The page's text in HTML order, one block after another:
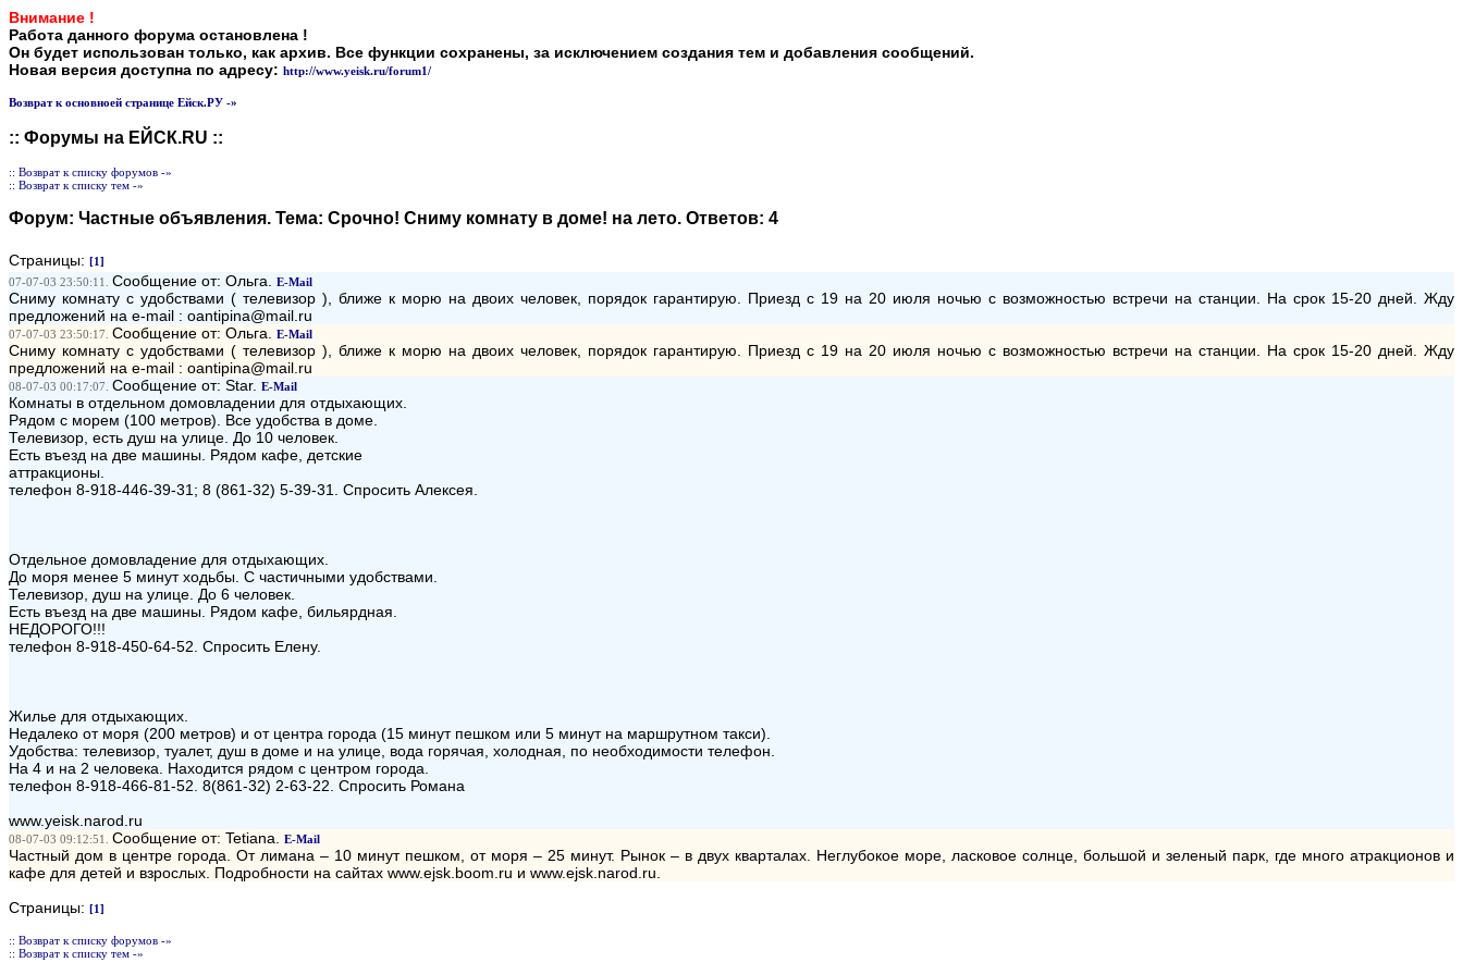
Внимание !
Работа данного форума остановлена !
Он будет использован только, как архив. Все функции сохранены, за исключением создания тем и добавления сообщений.
Новая версия доступна по адресу: http://www.yeisk.ru/forum1/
Возврат к основноей странице Ейск.РУ -»
:: Форумы на ЕЙСК.RU ::
:: Возврат к списку форумов -»
:: Возврат к списку тем -»
Форум: Частные объявления. Тема: Срочно! Сниму комнату в доме! на лето. Ответов: 4
Страницы: [1]
07-07-03 23:50:11. Сообщение от: Ольга. E-Mail
Сниму комнату с удобствами ( телевизор ), ближе к морю на двоих человек, порядок гарантирую. Приезд с 19 на 20 июля ночью с возможностью встречи на станции. На срок 15-20 дней. Жду
предложений на e-mail : oantipina@mail.ru
07-07-03 23:50:17. Сообщение от: Ольга. E-Mail
Сниму комнату с удобствами ( телевизор ), ближе к морю на двоих человек, порядок гарантирую. Приезд с 19 на 20 июля ночью с возможностью встречи на станции. На срок 15-20 дней. Жду
предложений на e-mail : oantipina@mail.ru
08-07-03 00:17:07. Сообщение от: Star. E-Mail
Комнаты в отдельном домовладении для отдыхающих.
Рядом с морем (100 метров). Все удобства в доме.
Телевизор, есть душ на улице. До 10 человек.
Есть въезд на две машины. Рядом кафе, детские
аттракционы.
телефон 8-918-446-39-31; 8 (861-32) 5-39-31. Спросить Алексея.
Отдельное домовладение для отдыхающих.
До моря менее 5 минут ходьбы. С частичными удобствами.
Телевизор, душ на улице. До 6 человек.
Есть въезд на две машины. Рядом кафе, бильярдная.
НЕДОРОГО!!!
телефон 8-918-450-64-52. Спросить Елену.
Жилье для отдыхающих.
Недалеко от моря (200 метров) и от центра города (15 минут пешком или 5 минут на маршрутном такси).
Удобства: телевизор, туалет, душ в доме и на улице, вода горячая, холодная, по необходимости телефон.
На 4 и на 2 человека. Находится рядом с центром города.
телефон 8-918-466-81-52. 8(861-32) 2-63-22. Спросить Романа
www.yeisk.narod.ru
08-07-03 09:12:51. Сообщение от: Tetiana. E-Mail
Частный дом в центре города. От лимана – 10 минут пешком, от моря – 25 минут. Рынок – в двух кварталах. Неглубокое море, ласковое солнце, большой и зеленый парк, где много атракционов и
кафе для детей и взрослых. Подробности на сайтах www.ejsk.boom.ru и www.ejsk.narod.ru.
Страницы: [1]
:: Возврат к списку форумов -»
:: Возврат к списку тем -»